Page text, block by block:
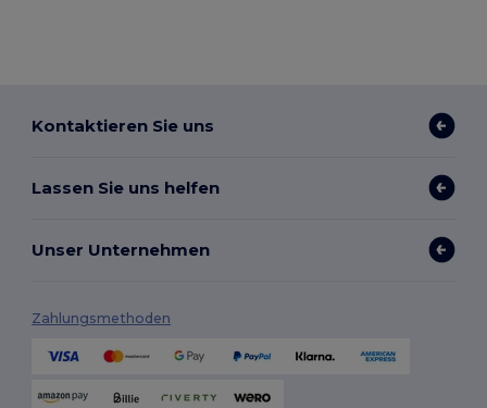
Kontaktieren Sie uns
Lassen Sie uns helfen
Unser Unternehmen
Zahlungsmethoden